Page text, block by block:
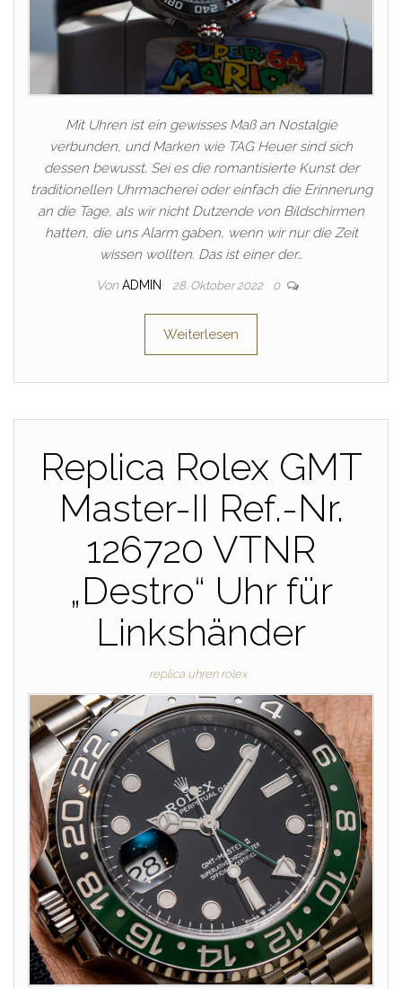
Mit Uhren ist ein gewisses Maß an Nostalgie
verbunden, und Marken wie TAG Heuer sind sich
dessen bewusst. Sei es die romantisierte Kunst der
traditionellen Uhrmacherei oder einfach die Erinnerung
an die Tage, als wir nicht Dutzende von Bildschirmen
hatten, die uns Alarm gaben, wenn wir nur die Zeit
wissen wollten. Das ist einer der…
Von ADMIN 28. Oktober 2022 0
Weiterlesen
Replica Rolex GMT
Master-II Ref.-Nr.
126720 VTNR
„Destro“ Uhr für
Linkshänder
replica uhren rolex